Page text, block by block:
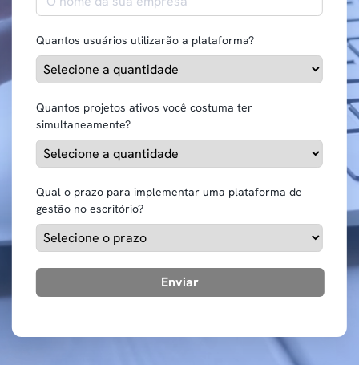
Quantos usuários utilizarão a plataforma?
Quantos projetos ativos você costuma ter
simultaneamente?
Qual o prazo para implementar uma plataforma de
gestão no escritório?
Enviar